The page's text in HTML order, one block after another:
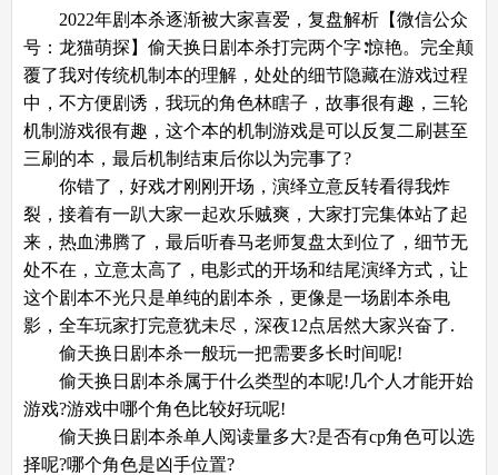
2022年剧本杀逐渐被大家喜爱，复盘解析【微信公众
号：龙猫萌探】偷天换日剧本杀打完两个字∶惊艳。完全颠
覆了我对传统机制本的理解，处处的细节隐藏在游戏过程
中，不方便剧诱，我玩的角色林瞎子，故事很有趣，三轮
机制游戏很有趣，这个本的机制游戏是可以反复二刷甚至
三刷的本，最后机制结束后你以为完事了?
你错了，好戏才刚刚开场，演绎立意反转看得我炸
裂，接着有一趴大家一起欢乐贼爽，大家打完集体站了起
来，热血沸腾了，最后听春马老师复盘太到位了，细节无
处不在，立意太高了，电影式的开场和结尾演绎方式，让
这个剧本不光只是单纯的剧本杀，更像是一场剧本杀电
影，全车玩家打完意犹未尽，深夜12点居然大家兴奋了.
偷天换日剧本杀一般玩一把需要多长时间呢!
偷天换日剧本杀属于什么类型的本呢!几个人才能开始
游戏?游戏中哪个角色比较好玩呢!
偷天换日剧本杀单人阅读量多大?是否有cp角色可以选
择呢?哪个角色是凶手位置?